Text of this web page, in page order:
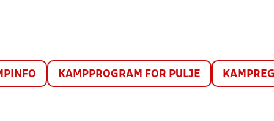
KAMPPROGRAM FOR PULJE